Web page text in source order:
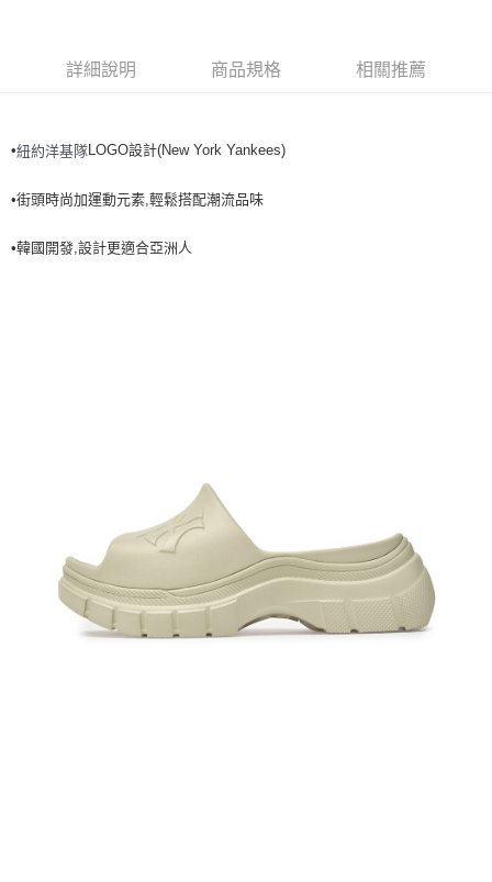
全家取貨付款<未取貨列黑名單/不支援離島取退>
全家取貨<不支援離島取退>
每筆NT$60，滿NT$499(含以上)免運費
詳細說明 商品規格 相關推薦
•紐約洋基隊LOGO設計(New York Yankees)
•街頭時尚加運動元素,輕鬆搭配潮流品味
•韓國開發,設計更適合亞洲人